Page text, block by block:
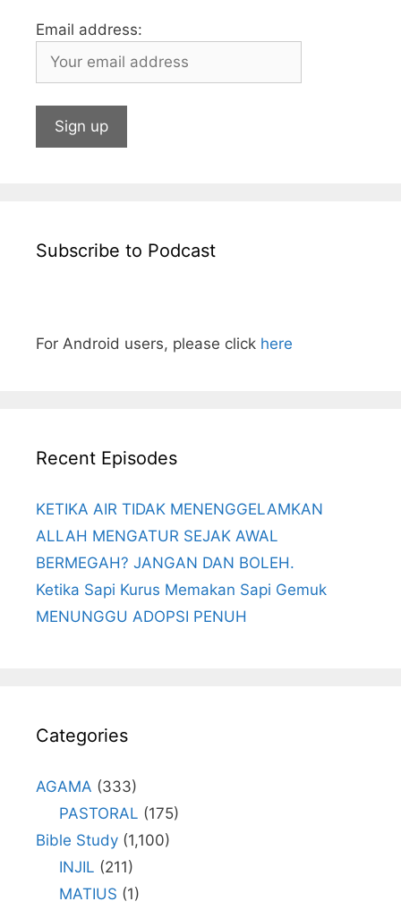
Email address:
Subscribe to Podcast
For Android users, please click here
Recent Episodes
KETIKA AIR TIDAK MENENGGELAMKAN
ALLAH MENGATUR SEJAK AWAL
BERMEGAH? JANGAN DAN BOLEH.
Ketika Sapi Kurus Memakan Sapi Gemuk
MENUNGGU ADOPSI PENUH
Categories
AGAMA (333)
PASTORAL (175)
Bible Study (1,100)
INJIL (211)
MATIUS (1)